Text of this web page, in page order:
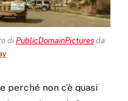
di PublicDomainPicturesda
perché non c’è quasi